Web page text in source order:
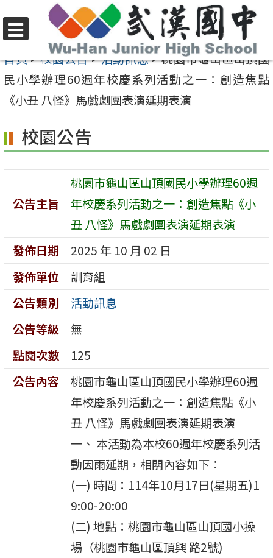
至
要
區
選
單
首頁>校園公告>活動訊息>桃園市龜山區山頂國
民小學辦理60週年校慶系列活動之一：創造焦點
《小丑 八怪》馬戲劇團表演延期表演
校園公告
公告主旨
桃園市龜山區山頂國民小學辦理60週
年校慶系列活動之一：創造焦點《小
丑 八怪》馬戲劇團表演延期表演
發佈日期
2025 年 10 月 02 日
發佈單位
訓育組
公告類別
活動訊息
公告等級
無
點閱次數
125
公告內容
桃園市龜山區山頂國民小學辦理60週
年校慶系列活動之一：創造焦點《小
丑 八怪》馬戲劇團表演延期表演
一、 本活動為本校60週年校慶系列活
動因雨延期，相關內容如下：
(一) 時間：114年10月17日(星期五)1
9:00-20:00
(二) 地點：桃園市龜山區山頂國小操
場（桃園市龜山區頂興 路2號)